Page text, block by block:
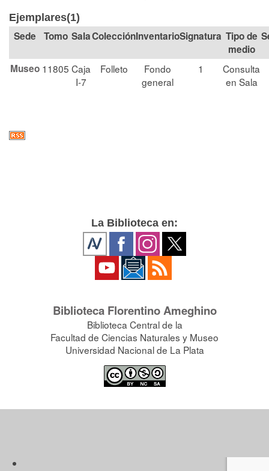
Ejemplares(1)
Tomo SalaColección Signatura Tipo de
medio
Museo 11805 Caja
I-7
Folleto
Fondo
general
1
Consulta
en Sala
La Biblioteca en:
Biblioteca Florentino Ameghino
Biblioteca Central de la
Facultad de Ciencias Naturales y Museo
Universidad Nacional de La Plata